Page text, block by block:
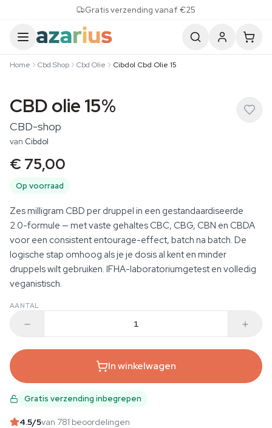
Gratis verzending vanaf €25
Home Cbd Shop Cbd Olie Cibdol Cbd Olie 15
CBD olie 15%
CBD-shop
van Cibdol
€ 75,00
Op voorraad
Zes milligram CBD per druppel in een gestandaardiseerde
2.0-formule — met vaste gehaltes CBC, CBG, CBN en CBDA
voor een consistent entourage-effect, batch na batch. De
logische stap omhoog als je je dosis al kent en minder
druppels wilt gebruiken. IFHA-laboratoriumgetest en volledig
veganistisch.
AANTAL
In winkelwagen
Gratis verzending inbegrepen
4.5/5van 781 beoordelingen